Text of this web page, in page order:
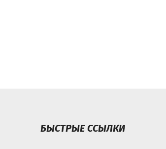
БЫСТРЫЕ ССЫЛКИ